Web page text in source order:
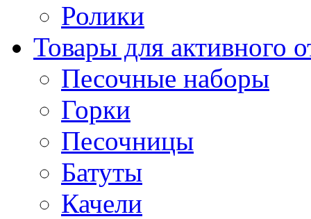
Ролики
Товары для активного
Песочные наборы
Горки
Песочницы
Батуты
Качели